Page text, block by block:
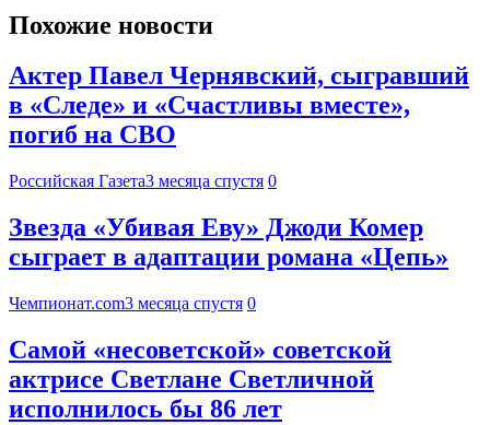
Похожие новости
Актер Павел Чернявский, сыгравший
в «Следе» и «Счастливы вместе»,
погиб на СВО
Российская Газета3 месяца спустя 0
Звезда «Убивая Еву» Джоди Комер
сыграет в адаптации романа «Цепь»
Чемпионат.com3 месяца спустя 0
Самой «несоветской» советской
актрисе Светлане Светличной
исполнилось бы 86 лет